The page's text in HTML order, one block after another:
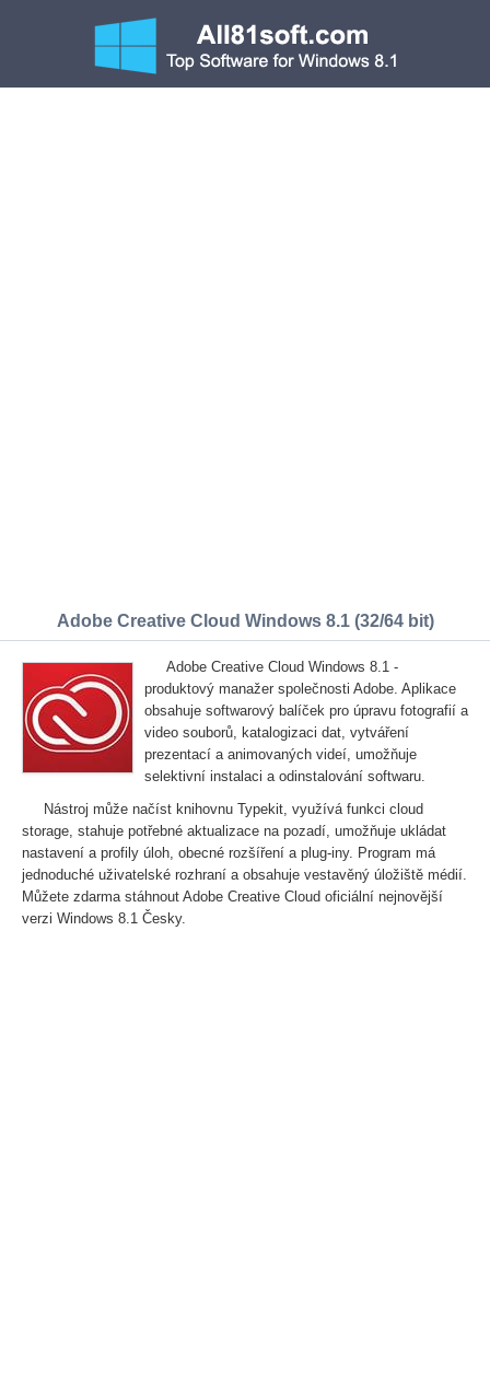
Adobe Creative Cloud Windows 8.1 (32/64 bit)
Adobe Creative Cloud Windows 8.1 -
produktový manažer společnosti Adobe. Aplikace
obsahuje softwarový balíček pro úpravu fotografií a
video souborů, katalogizaci dat, vytváření
prezentací a animovaných videí, umožňuje
selektivní instalaci a odinstalování softwaru.
Nástroj může načíst knihovnu Typekit, využívá funkci cloud
storage, stahuje potřebné aktualizace na pozadí, umožňuje ukládat
nastavení a profily úloh, obecné rozšíření a plug-iny. Program má
jednoduché uživatelské rozhraní a obsahuje vestavěný úložiště médií.
Můžete zdarma stáhnout Adobe Creative Cloud oficiální nejnovější
verzi Windows 8.1 Česky.